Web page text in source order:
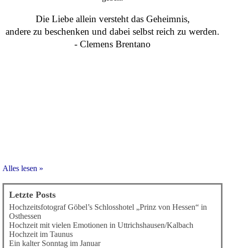
Die Liebe allein versteht das Geheimnis,
andere zu beschenken und dabei selbst reich zu werden.
- Clemens Brentano
Alles lesen »
Letzte Posts
Hochzeitsfotograf Göbel’s Schlosshotel „Prinz von Hessen“ in
Osthessen
Hochzeit mit vielen Emotionen in Uttrichshausen/Kalbach
Hochzeit im Taunus
Ein kalter Sonntag im Januar